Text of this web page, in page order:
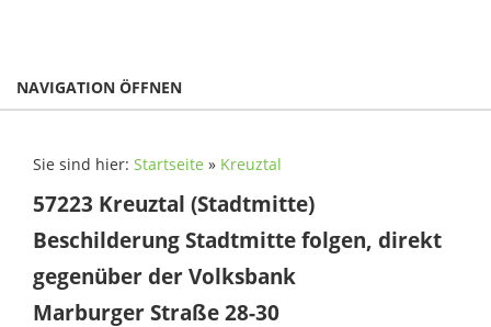
NAVIGATION ÖFFNEN
Sie sind hier: Startseite » Kreuztal
57223 Kreuztal (Stadtmitte)
Beschilderung Stadtmitte folgen, direkt
gegenüber der Volksbank
Marburger Straße 28-30